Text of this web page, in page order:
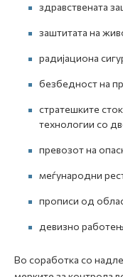
здравствената
заштитата на
радијациона
безбедност на
стратешките
технологии со
превозот на
меѓународни
прописи од
девизно
Во соработка со